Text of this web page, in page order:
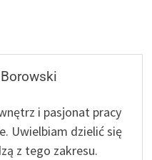
i pasjonat pracy
Uwielbiam dzielić się
z tego zakresu.